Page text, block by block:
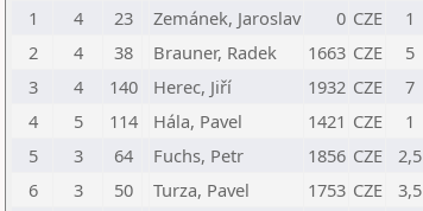
1
4 23 Zemánek, Jaroslav 0 CZE 1
2
4 38 Brauner, Radek 1663 CZE 5
3
4 140 Herec, Jiří 1932 CZE 7
4
5 114 Hála, Pavel 1421 CZE 1
5
3 64 Fuchs, Petr 1856 CZE 2,5
6
3 50 Turza, Pavel 1753 CZE 3,5